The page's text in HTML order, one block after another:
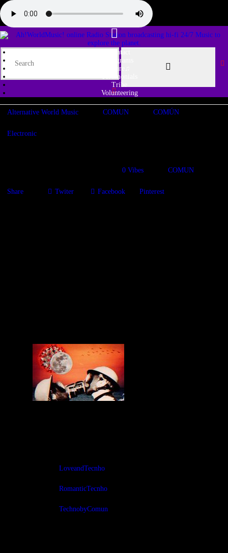
Contact
Programs
Share♫
Testimonials
Tribe
Volunteering
Alternative World Music COMUN COMÚN
Electronic
0 Vibes COMUN
Share Twiter Facebook Pinterest
LoveandTecnho
RomanticTecnho
TechnobyComun